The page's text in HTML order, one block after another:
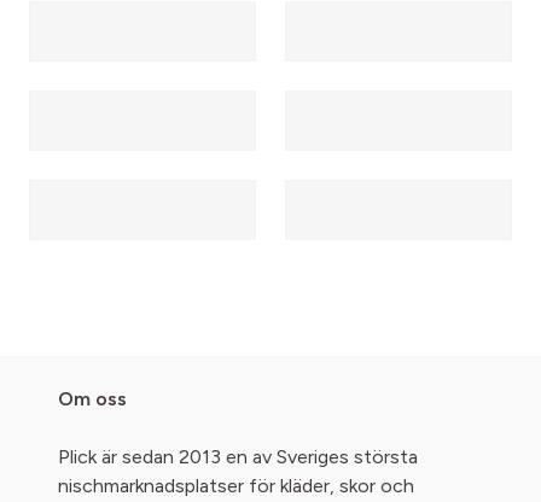
Om oss
Plick är sedan 2013 en av Sveriges största
nischmarknadsplatser för kläder, skor och